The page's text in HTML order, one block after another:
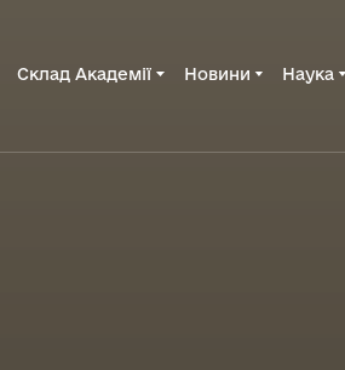
Склад Академії Новини Наука